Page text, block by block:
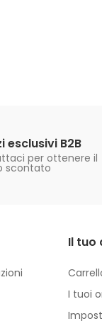
esclusivi B2B
per ottenere il
scontato
Il tuo
I tuoi